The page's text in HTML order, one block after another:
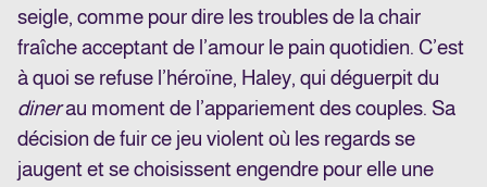
seigle, comme pour dire les troubles de la chair
fraîche acceptant de l’amour le pain quotidien. C’est
à quoi se refuse l’héroïne, Haley, qui déguerpit du
dinerau moment de l’appariement des couples. Sa
décision de fuir ce jeu violent où les regards se
jaugent et se choisissent engendre pour elle une